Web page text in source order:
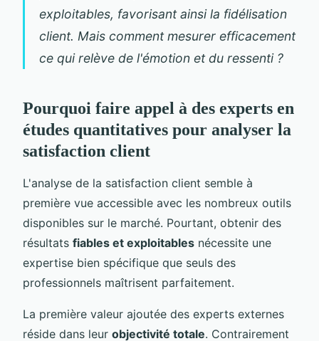
exploitables, favorisant ainsi la fidélisation
client. Mais comment mesurer efficacement
ce qui relève de l'émotion et du ressenti ?
Pourquoi faire appel à des experts en
études quantitatives pour analyser la
satisfaction client
L'analyse de la satisfaction client semble à
première vue accessible avec les nombreux outils
disponibles sur le marché. Pourtant, obtenir des
résultats fiables et exploitables nécessite une
expertise bien spécifique que seuls des
professionnels maîtrisent parfaitement.
La première valeur ajoutée des experts externes
réside dans leur objectivité totale. Contrairement